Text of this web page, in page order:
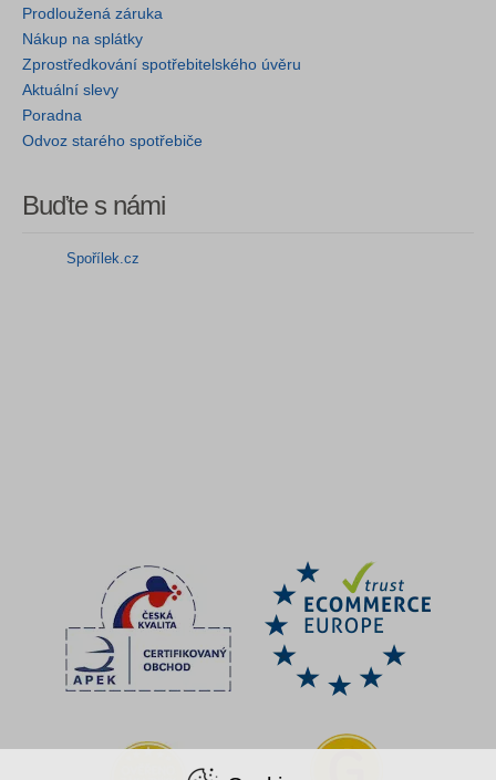
Prodloužená záruka
Nákup na splátky
Zprostředkování spotřebitelského úvěru
Aktuální slevy
Poradna
Odvoz starého spotřebiče
Buďte s námi
Spořílek.cz